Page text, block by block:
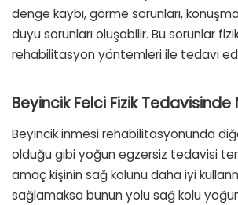
denge kaybı, görme sorunları,
duyu sorunları oluşabilir. Bu sorunlar
rehabilitasyon yöntemleri ile tedavi
Beyincik Felci Fizik Tedavisinde
Beyincik inmesi rehabilitasyonunda
olduğu gibi yoğun egzersiz tedavisi
amaç kişinin sağ kolunu daha iyi
sağlamaksa bunun yolu sağ kolu